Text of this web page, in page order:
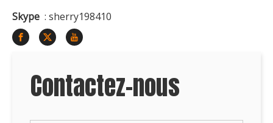
Skype : sherry198410
Contactez-nous